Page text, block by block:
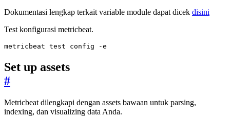
Dokumentasi lengkap terkait variable module dapat dicek disini
Test konfigurasi metricbeat.
metricbeat test config -e
Set up assets
#
Metricbeat dilengkapi dengan assets bawaan untuk parsing,
indexing, dan visualizing data Anda.